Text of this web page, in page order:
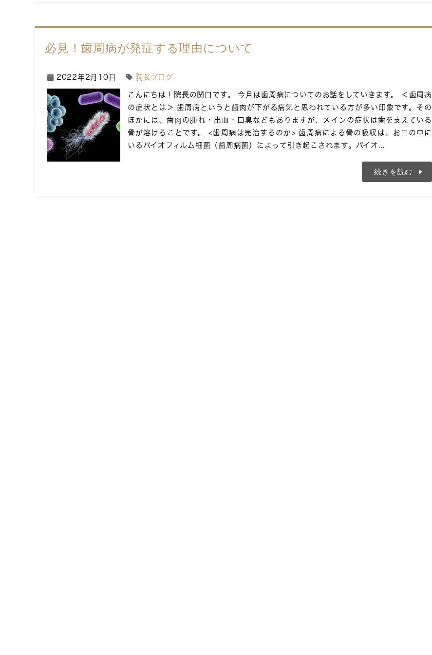
必見！歯周病が発症する理由について
2022年2月10日 院長ブログ
こんにちは！院長の関口です。 今月は歯周病についてのお話をしていきます。 ＜歯周病
の症状とは＞ 歯周病というと歯肉が下がる病気と思われている方が多い印象です。その
ほかには、歯肉の腫れ・出血・口臭などもありますが、メインの症状は歯を支えている
骨が溶けることです。 <歯周病は完治するのか> 歯周病による骨の吸収は、お口の中に
いるバイオフィルム細菌（歯周病菌）によって引き起こされます。バイオ...
続きを読む